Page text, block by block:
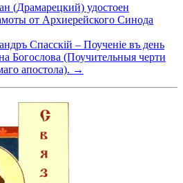
(Драмарецкий) удостоен
от Архиерейского Синода
Спасскій – Поученіе въ день
Богослова (Поучительныя черти
апостола). →